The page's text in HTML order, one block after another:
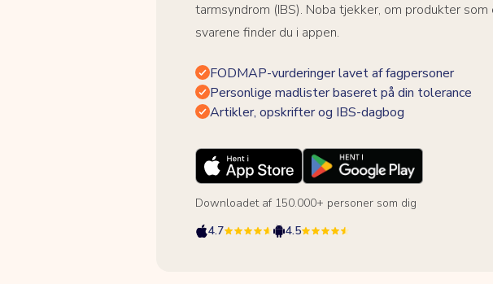
tarmsyndrom (IBS). Noba tjekker, om produkter
svarene finder du i appen.
FODMAP-vurderinger lavet af fagpersoner
Personlige madlister baseret på din tolerance
Artikler, opskrifter og IBS-dagbog
Downloadet af 150.000+ personer som dig
4.7
4.5